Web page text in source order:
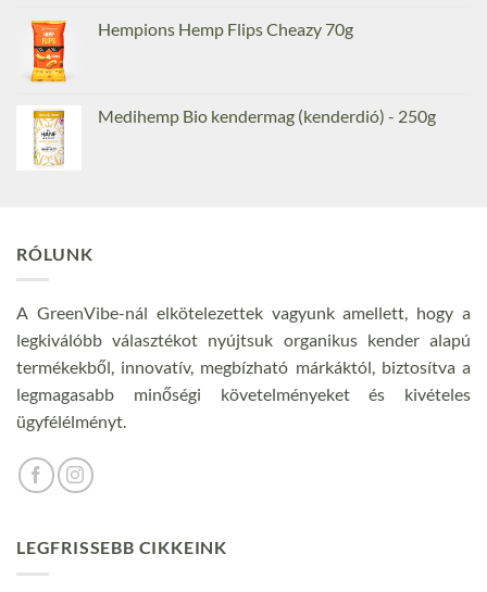
Hempions Hemp Flips Cheazy 70g
Medihemp Bio kendermag (kenderdió) - 250g
RÓLUNK
A GreenVibe-nál elkötelezettek vagyunk amellett, hogy a
legkiválóbb választékot nyújtsuk organikus kender alapú
termékekből, innovatív, megbízható márkáktól, biztosítva a
legmagasabb minőségi követelményeket és kivételes
ügyfélélményt.
LEGFRISSEBB CIKKEINK